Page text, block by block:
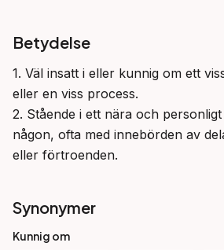
Betydelse
1. Väl insatt i eller kunnig om ett
eller en viss process.
2. Stående i ett nära och
någon, ofta med innebörden av
eller förtroenden.
Synonymer
Kunnig om